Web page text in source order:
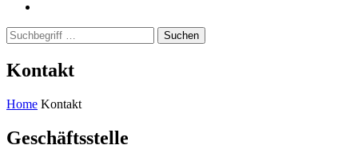
Suchen
Kontakt
Home Kontakt
Geschäftsstelle